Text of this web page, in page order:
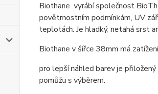
Biothane vyrábí společnost
povětrnostním podmínkám, UV
teplotách. Je hladký, netahá srst
Biothane v šířce 38mm má
pro lepší náhled barev je
pomůžu s výběrem.